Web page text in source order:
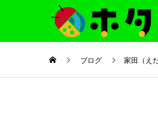
ブログ 家田（え